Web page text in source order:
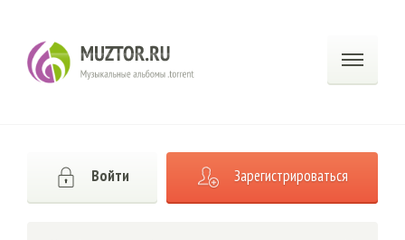
Войти Зарегистрироваться